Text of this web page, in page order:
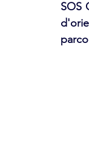
SOS